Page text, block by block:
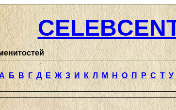
Б В Г Д Е Ж З И К Л М Н О П Р С Т У